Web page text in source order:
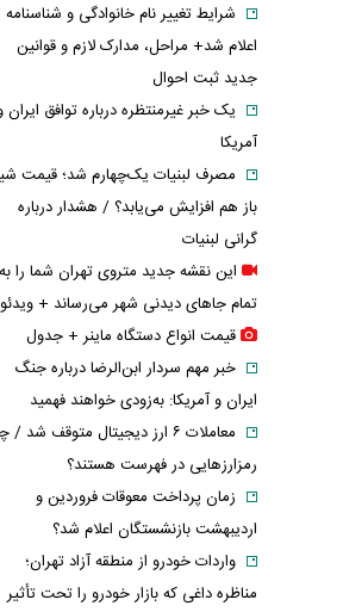
شرایط تغییر نام خانوادگی و شناسنامه
اعلام شد+ مراحل، مدارک لازم و قوانین
جدید ثبت احوال
یک خبر غیرمنتظره درباره توافق ایران
آمریکا
مصرف لبنیات یک‌چهارم شد؛ قیمت
باز هم افزایش می‌یابد؟ / هشدار درباره
گرانی لبنیات
این نقشه جدید متروی تهران شما را به
تمام جاهای دیدنی شهر می‌رساند + ویدئو
قیمت انواع دستگاه ماینر + جدول
خبر مهم سردار ابن‌الرضا درباره جنگ
ایران و آمریکا: به‌زودی خواهند فهمید
معاملات ۶ ارز دیجیتال متوقف شد /
رمزارزهایی در فهرست هستند؟
زمان پرداخت معوقات فروردین و
اردیبهشت بازنشستگان اعلام شد؟
واردات خودرو از منطقه آزاد تهران؛
مناظره داغی که بازار خودرو را تحت تأثیر